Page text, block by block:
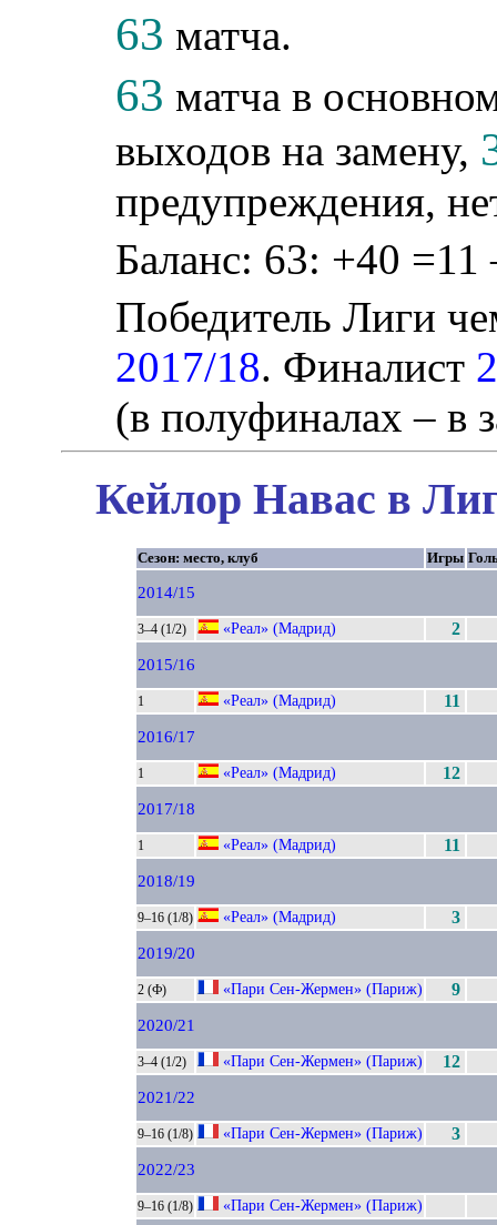
63 матча.
63 матча в
выходов на замену,
предупреждения,
Баланс: 63: +40 =11
Победитель Лиги
2017/18. Финалист
(в полуфиналах – в
Кейлор Навас в
Сезон: место, клуб Игры
2014/15
3–4 (1/2) «Реал» (Мадрид) 2
2015/16
1 «Реал» (Мадрид) 11
2016/17
1 «Реал» (Мадрид) 12
2017/18
1 «Реал» (Мадрид) 11
2018/19
9–16 (1/8) «Реал» (Мадрид) 3
2019/20
2 (Ф) «Пари Сен-Жермен» (Париж) 9
2020/21
3–4 (1/2) «Пари Сен-Жермен» (Париж) 12
2021/22
9–16 (1/8) «Пари Сен-Жермен» (Париж) 3
2022/23
9–16 (1/8) «Пари Сен-Жермен» (Париж)